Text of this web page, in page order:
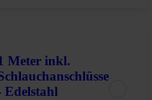
Meter inkl.
Edelstahl